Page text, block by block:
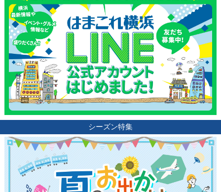
シーズン特集
観光ガイド
ランキング
ブログ記事
サイトについて